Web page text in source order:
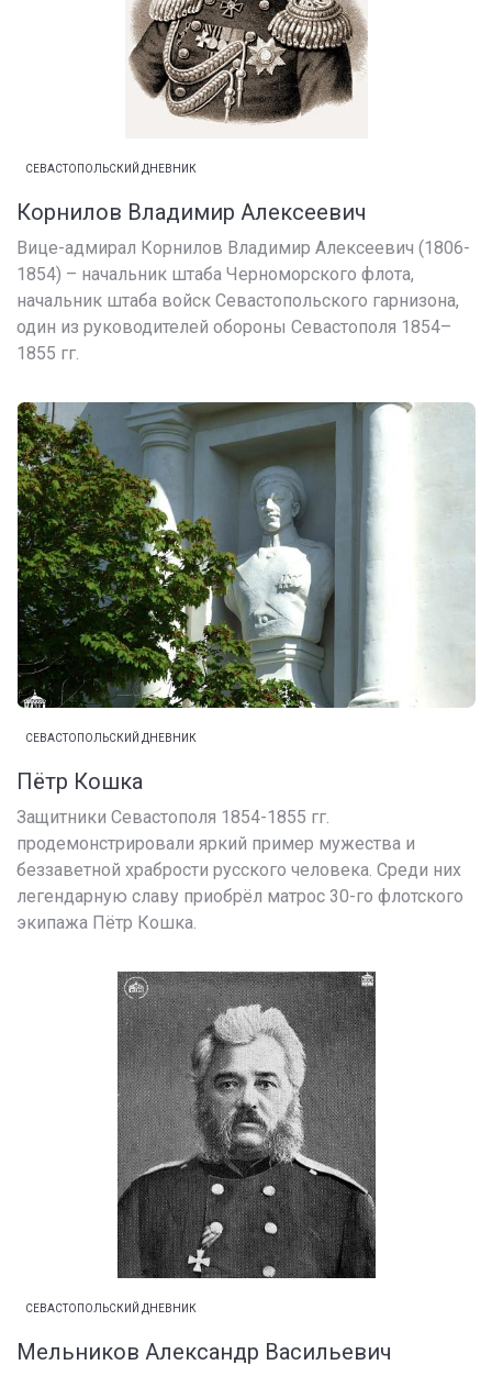
СЕВАСТОПОЛЬСКИЙ ДНЕВНИК
Корнилов Владимир Алексеевич
Вице-адмирал Корнилов Владимир Алексеевич (1806-
1854) – начальник штаба Черноморского флота,
начальник штаба войск Севастопольского гарнизона,
один из руководителей обороны Севастополя 1854–
1855 гг.
СЕВАСТОПОЛЬСКИЙ ДНЕВНИК
Пётр Кошка
Защитники Севастополя 1854-1855 гг.
продемонстрировали яркий пример мужества и
беззаветной храбрости русского человека. Среди них
легендарную славу приобрёл матрос 30-го флотского
экипажа Пётр Кошка.
СЕВАСТОПОЛЬСКИЙ ДНЕВНИК
Мельников Александр Васильевич